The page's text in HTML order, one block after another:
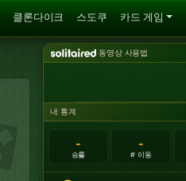
클론다이크 스도쿠 카드 게임
동영상 사용법
내 통계
-
승률
-
# 이동